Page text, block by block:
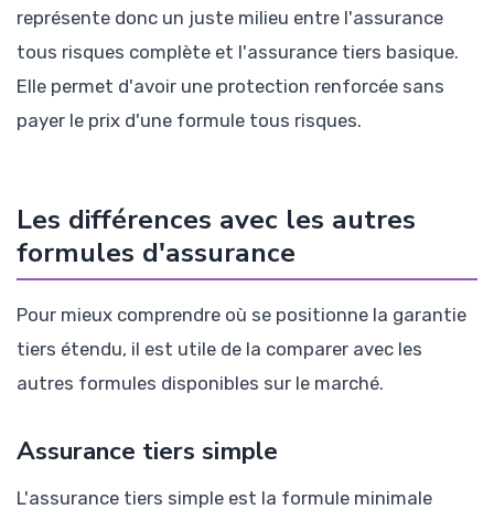
représente donc un juste milieu entre l'assurance
tous risques complète et l'assurance tiers basique.
Elle permet d'avoir une protection renforcée sans
payer le prix d'une formule tous risques.
Les différences avec les autres
formules d'assurance
Pour mieux comprendre où se positionne la garantie
tiers étendu, il est utile de la comparer avec les
autres formules disponibles sur le marché.
Assurance tiers simple
L'assurance tiers simple est la formule minimale